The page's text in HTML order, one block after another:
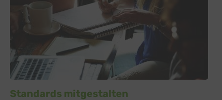
Standards mitgestalten